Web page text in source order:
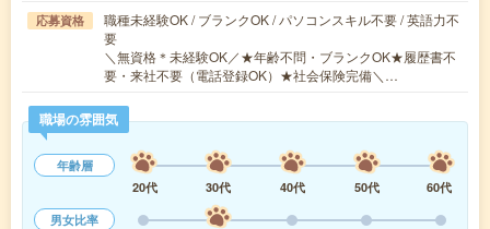
応募資格
職種未経験OK / ブランクOK / パソコンスキル不要 / 英語力不
要
＼無資格＊未経験OK／★年齢不問・ブランクOK★履歴書不
要・来社不要（電話登録OK）★社会保険完備＼…
職場の雰囲気
年齢層
20代
30代 40代 50代
60代
男女比率